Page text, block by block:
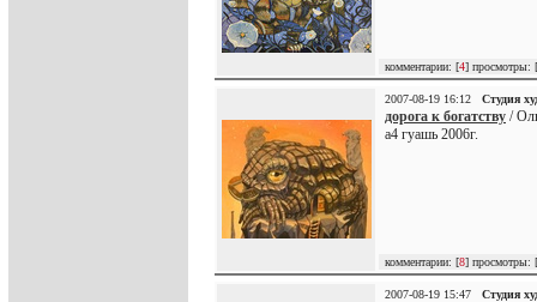
комментарии: [4] просмотры: [
2007-08-19 16:12 Студия
дорога к богатству /
а4 гуашь 2006г.
комментарии: [8] просмотры: [
2007-08-19 15:47 Студия